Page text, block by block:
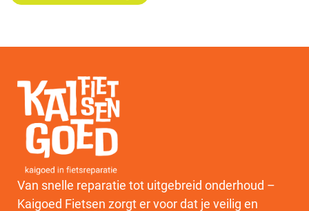
Van snelle reparatie tot uitgebreid onderhoud –
Kaigoed Fietsen zorgt er voor dat je veilig en